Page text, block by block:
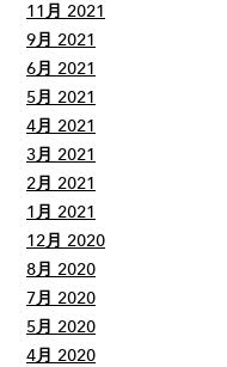
11月 2021
9月 2021
6月 2021
5月 2021
4月 2021
3月 2021
2月 2021
1月 2021
12月 2020
8月 2020
7月 2020
5月 2020
4月 2020